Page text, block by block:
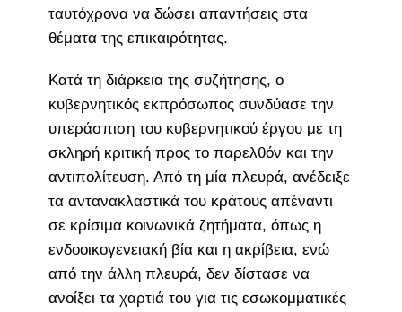
ταυτόχρονα να δώσει απαντήσεις στα
θέματα της επικαιρότητας.
Κατά τη διάρκεια της συζήτησης, ο
κυβερνητικός εκπρόσωπος συνδύασε την
υπεράσπιση του κυβερνητικού έργου με τη
σκληρή κριτική προς το παρελθόν και την
αντιπολίτευση. Από τη μία πλευρά, ανέδειξε
τα αντανακλαστικά του κράτους απέναντι
σε κρίσιμα κοινωνικά ζητήματα, όπως η
ενδοοικογενειακή βία και η ακρίβεια, ενώ
από την άλλη πλευρά, δεν δίστασε να
ανοίξει τα χαρτιά του για τις εσωκομματικές